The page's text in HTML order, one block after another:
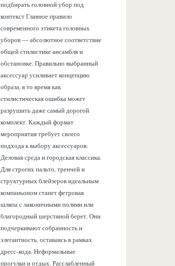
подбирать головной убор под
контекст Главное правило
современного этикета головных
уборов — абсолютное соответствие
общей стилистике ансамбля и
обстановке. Правильно выбранный
аксессуар усиливает концепцию
образа, в то время как
стилистическая ошибка может
разрушить даже самый дорогой
комплект. Каждый формат
мероприятия требует своего
подхода к выбору аксессуаров:
Деловая среда и городская классика.
Для строгих пальто, тренчей и
структурных блейзеров идеальным
компаньоном станет фетровая
шляпа с лаконичными полями или
благородный шерстяной берет. Они
подчеркивают собранность и
элегантность, оставаясь в рамках
дресс-кода. Неформальные
прогулки и отдых. Расслабленный